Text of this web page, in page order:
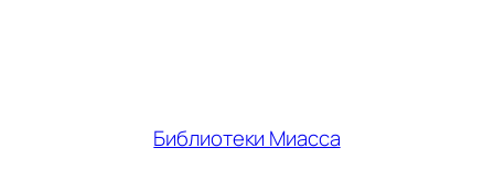
Библиотеки Миасса